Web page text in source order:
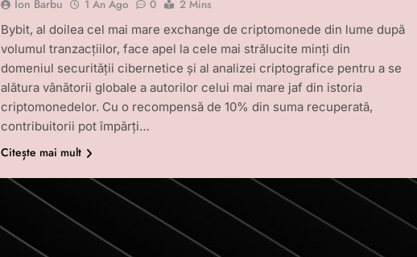
Ion Barbu 1 An Ago 0
2 Mins
Bybit, al doilea cel mai mare exchange de criptomonede din lume după
volumul tranzacțiilor, face apel la cele mai strălucite minți din
domeniul securității cibernetice și al analizei criptografice pentru a se
alătura vânătorii globale a autorilor celui mai mare jaf din istoria
criptomonedelor. Cu o recompensă de 10% din suma recuperată,
contribuitorii pot împărți…
Citește mai mult